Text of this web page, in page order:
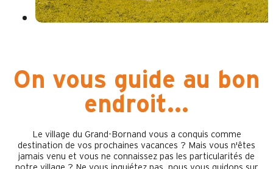
On vous guide au bon
endroit...
Le village du Grand-Bornand vous a conquis comme
destination de vos prochaines vacances ? Mais vous n'êtes
jamais venu et vous ne connaissez pas les particularités de